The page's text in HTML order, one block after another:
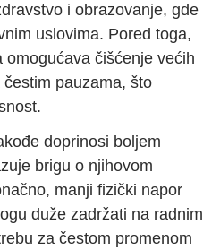
i obrazovanje, gde
uslovima. Pored toga,
omogućava čišćenje većih
pauzama, što
doprinosi boljem
brigu o njihovom
manji fizički napor
duže zadržati na radnim
za čestom promenom